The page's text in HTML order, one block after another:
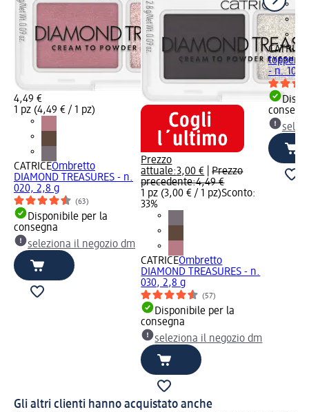
4,49 €
1 pz (4,49 € / 1 pz)
CATRICEOmbretto
DIAMOND TREASURES - n.
020, 2,8 g
(63)
Disponibile per la
consegna
seleziona il negozio dm
Prezzo
attuale:3,00 € |Prezzo
precedente:4,49 €
1 pz (3,00 € / 1 pz)Sconto:
33%
CATRICEOmbretto
DIAMOND TREASURES - n.
030, 2,8 g
(57)
Disponibile per la
consegna
seleziona il negozio dm
CATRICE
topper
- n. 10,
Gli altri clienti hanno acquistato anche